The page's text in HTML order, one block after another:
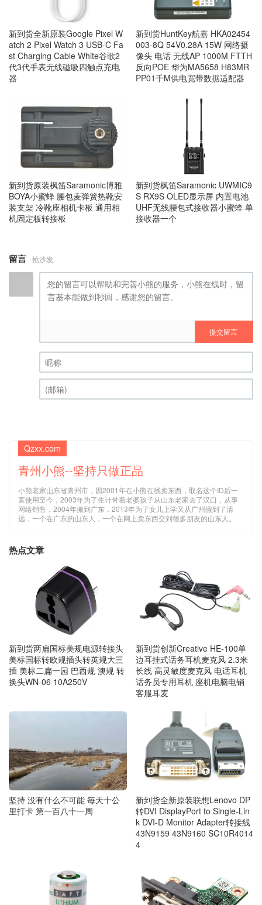
新到货全新原装Google Pixel W
atch 2 Pixel Watch 3 USB-C Fa
st Charging Cable White谷歌2
代3代手表无线磁吸四触点充电
器
新到货HuntKey航嘉 HKA02454
003-8Q 54V0.28A 15W 网络摄
像头 电话 无线AP 1000M FTTH
反向POE 华为MA5658 H83MR
PP01千M供电宽带数据适配器
新到货原装枫笛Saramonic博雅
BOYA小蜜蜂 腰包麦弹簧热靴安
装支架 冷靴座相机卡板 通用相
机固定板转接板
新到货枫笛Saramonic UWMIC9
S RX9S OLED显示屏 内置电池
UHF无线腰包式接收器小蜜蜂 单
接收器一个
留言 抢沙发
提交留言
昵称 (必填)
Qzxx.com
青州小熊--坚持只做正品
小熊老家山东省青州市，因2001年在小熊在线卖东西，取名这个ID后一
直使用至今，2003年为了生计带着老婆孩子从山东老家去了汉口，从事
网络销售，2004年搬到广东，2013年为了女儿上学又从广州搬到了清
远，一个在广东的山东人，一个在网上卖东西交到很多朋友的山东人。
热点文章
新到货两扁国标美规电源转接头
美标国标转欧规插头转英规大三
插 美标二扁一园 巴西规 澳规 转
换头WN-06 10A250V
新到货创新Creative HE-100单
边耳挂式话务耳机麦克风 2.3米
长线 高灵敏度麦克风 电话耳机
话务员专用耳机 座机电脑电销
客服耳麦
坚持 没有什么不可能 毎天十公
里打卡 第一百八十一周
新到货全新原装联想Lenovo DP
转DVI DisplayPort to Single-Lin
k DVI-D Monitor Adapter转接线
43N9159 43N9160 SC10R4014
4